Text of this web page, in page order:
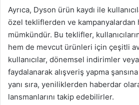
Ayrıca, Dyson ürün kaydı ile
özel tekliflerden ve kampanyalardan
mümkündür. Bu teklifler,
hem de mevcut ürünleri için çeşitli
kullanıcılar, dönemsel indirimler
faydalanarak alışveriş yapma
yanı sıra, yeniliklerden haberdar
lansmanlarını takip edebilirler.